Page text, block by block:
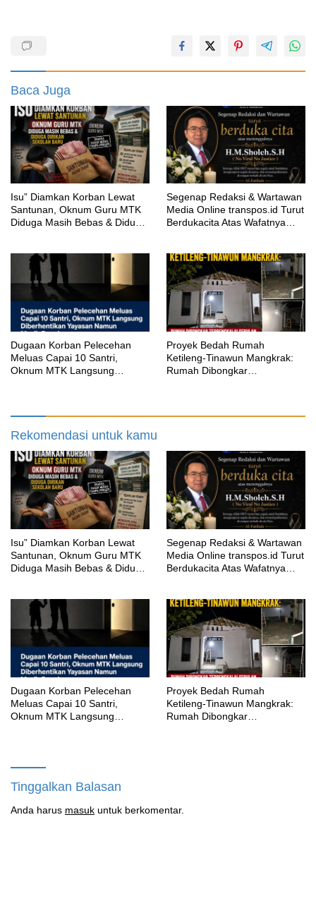
Baca Juga
‎Isu” Diamkan Korban Lewat
Santunan, Oknum Guru MTK
Diduga Masih Bebas & Diduga
Segenap Redaksi & Wartawan
Media Online transpos.id Turut
Berdukacita Atas Wafatnya
‎Dugaan Korban Pelecehan
Meluas Capai 10 Santri,
Oknum MTK Langsung
Proyek Bedah Rumah
Ketileng-Tinawun Mangkrak:
Rumah Dibongkar
Rekomendasi untuk kamu
‎Isu” Diamkan Korban Lewat
Santunan, Oknum Guru MTK
Diduga Masih Bebas & Diduga
Segenap Redaksi & Wartawan
Media Online transpos.id Turut
Berdukacita Atas Wafatnya
‎Dugaan Korban Pelecehan
Meluas Capai 10 Santri,
Oknum MTK Langsung
Proyek Bedah Rumah
Ketileng-Tinawun Mangkrak:
Rumah Dibongkar
Tinggalkan Balasan
Anda harus masuk untuk berkomentar.